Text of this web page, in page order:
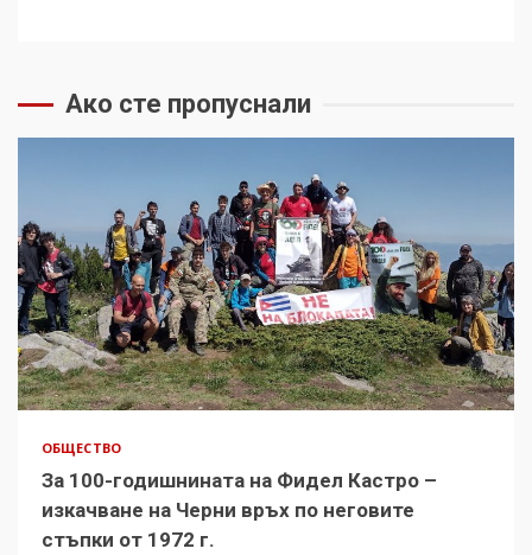
Ако сте пропуснали
ОБЩЕСТВО
За 100-годишнината на Фидел Кастро –
изкачване на Черни връх по неговите
стъпки от 1972 г.